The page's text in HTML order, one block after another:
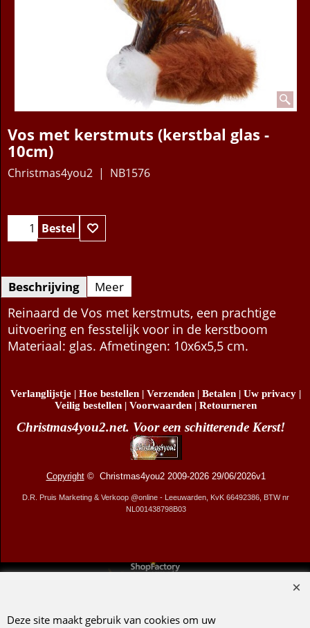
Vos met kerstmuts (kerstbal glas -
10cm)
Christmas4you2 NB1576
Bestel
Beschrijving Meer
Reinaard de Vos met kerstmuts, een prachtige
uitvoering en fesstelijk voor in de kerstboom
Materiaal: glas. Afmetingen: 10x6x5,5 cm.
Verlanglijstje | Hoe bestellen | Verzenden | Betalen | Uw privacy |
Veilig bestellen | Voorwaarden | Retourneren
Christmas4you2.net. Voor een schitterende Kerst!
Copyright© Christmas4you2 2009-2026 29/06/2026v1
D.R. Pruis Marketing & Verkoop @online - Leeuwarden, KvK 66492386, BTW nr
NL001438798B03
Webwinkel gemaakt met ShopFactory webwinkel software.
Deze site maakt gebruik van cookies om uw